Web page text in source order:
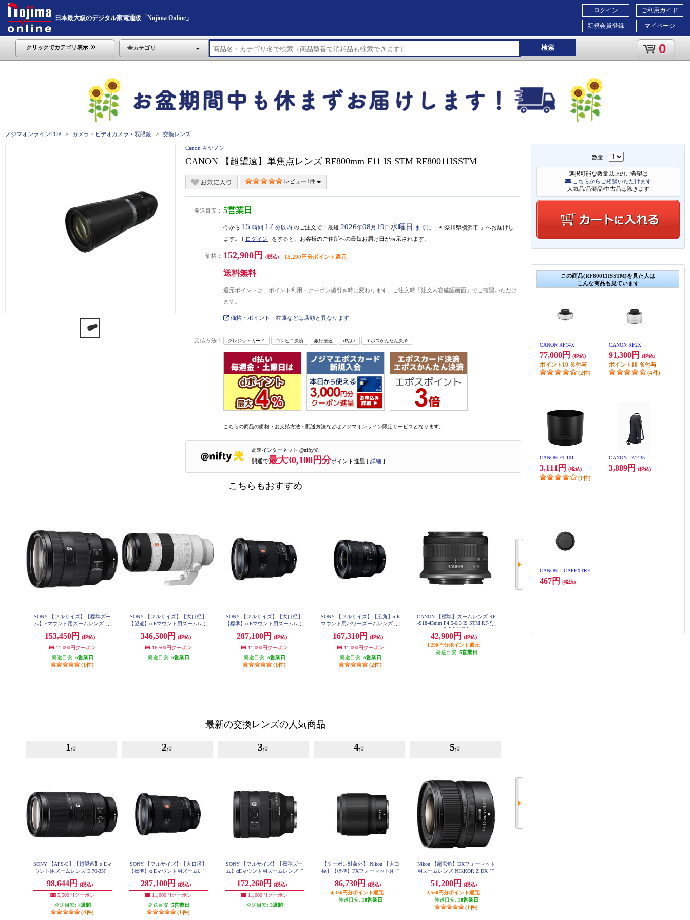
日本最大級のデジタル家電通販「Nojima Online」
ご利用ガイド
マイページ
ログイン
新規会員登録
クリックでカテゴリ表示 全カテゴリ 検索 0
ノジマオンラインTOP カメラ・ビデオカメラ・双眼鏡 交換レンズ
数量：
選択可能な数量以上のご希望は
こちらからご相談いただけます
人気品/品薄品/中古品は除きます
この商品(RF80011ISSTM)を見た人は
こんな商品も見ています
CANON RF14X
77,000円 (税込)
ポイント 10 ％付与
(2件)
CANON RF2X
91,300円 (税込)
ポイント 10 ％付与
(4件)
CANON ET-101
3,111円 (税込)
(1件)
CANON LZ1435
3,889円 (税込)
CANON L-CAPEXTRF
467円 (税込)
Canon キヤノン
CANON 【超望遠】単焦点レンズ RF800mm F11 IS STM RF80011ISSTM
レビュー1件
発送目安： 5営業日
今から 15 時間 17 分以内 のご注文で、最短 2026年08 月 19日 水曜日 までに 「 神奈川県横浜市 」 へお届けし
ます。 [ ログイン ]をすると、お客様のご住所への最短お届け日が表示されます。
価格： 152,900円 (税込) 15,290円分ポイント還元
送料無料
還元ポイントは、ポイント利用・クーポン値引き時に変わります。ご注文時「注文内容確認画面」でご確認いただけ
ます。
価格・ポイント・在庫などは店頭と異なります
支払方法： クレジットカード コンビニ決済 銀行振込 d払い エポスかんたん決済
こちらの商品の価格・お支払方法・配送方法などはノジマオンライン限定サービスとなります。
高速インターネット @nifty光
開通で最大30,100円分ポイント進呈 [ 詳細 ]
こちらもおすすめ
SONY 【フルサイズ】【標準ズー
ム】Eマウント用ズームレンズ FE
153,450円
(税込)
11,000円クーポン
発送目安: 5営業日
(1件)
SONY 【フルサイズ】【大口径】
【望遠】α Eマウント用ズームレン
M OSS II SEL70200GM2
346,500円
(税込)
16,500円クーポン
発送目安: 5営業日
SONY 【フルサイズ】【大口径】
【標準】α Eマウント用ズームレン
M II SEL2470GM2
287,100円
(税込)
11,000円クーポン
発送目安: 5営業日
(1件)
SONY 【フルサイズ】【広角】α E
マウント用パワーズームレンズ FE
167,310円
(税込)
11,000円クーポン
発送目安: 5営業日
(2件)
CANON 【標準】ズームレンズ RF
-S18-45mm F4.5-6.3 IS STM RF-S1
8-45ISSTM
42,900円
(税込)
4,290円分ポイント還元
発送目安: 5営業日
3VR
38,380円 48,000円
最新の交換レンズの人気商品
1 位
SONY 【APS-C】【超望遠】α Eマ
ウント用ズームレンズ E 70-350m
98,644円
(税込)
5,500円クーポン
発送目安: 4週間
(4件)
2位
SONY 【フルサイズ】【大口径】
【標準】α Eマウント用ズームレン
M II SEL2470GM2
287,100円
(税込)
11,000円クーポン
発送目安: 5営業日
(1件)
3位
SONY 【フルサイズ】【標準ズー
ム】αEマウント用ズームレンズ G
G
172,260円
(税込)
11,000円クーポン
発送目安: 3週間
4位
【クーポン対象外】 Nikon 【大口
径】【標準】FXフォーマット用単
S NZ50F1.8S NZ50F18S
86,730円
(税込)
4,336円分ポイント還元
発送目安: 10営業日
5位
Nikon 【超広角】DXフォーマット
用ズームレンズ NIKKOR Z DX 12-
X12-28mmf-35-56PZVR
51,200円
(税込)
2,560円分ポイント還元
発送目安: 10営業日
(1件)